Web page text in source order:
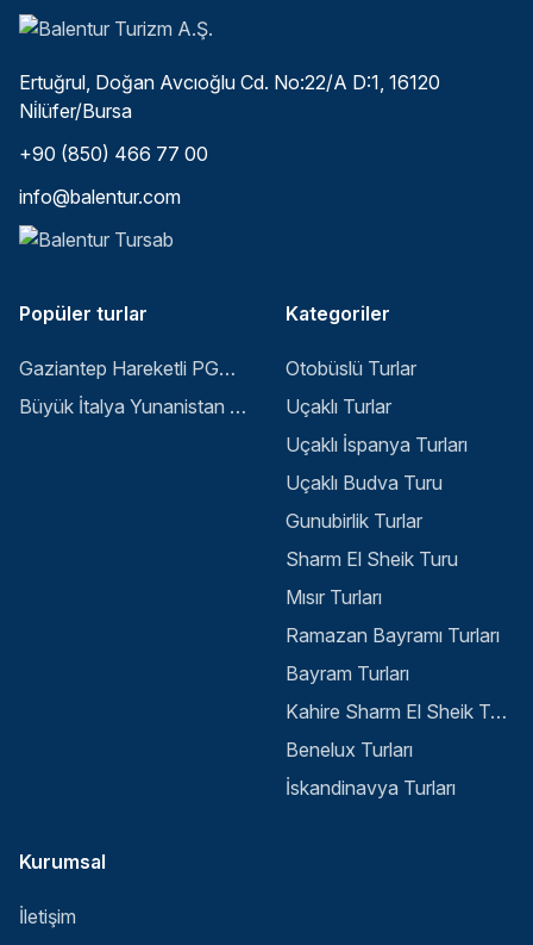
Ertuğrul, Doğan Avcıoğlu Cd. No:22/A D:1, 16120
Ni̇lüfer/Bursa
+90 (850) 466 77 00
info@balentur.com
Popüler turlar
Gaziantep Hareketli PGS ile Buyuk Balkan 6 Gece 8 Gun Vizesiz SKP-SKP
Büyük İtalya Yunanistan Balkan Turu - İstanbul
Kategoriler
Otobüslü Turlar
Uçaklı Turlar
Uçaklı İspanya Turları
Uçaklı Budva Turu
Gunubirlik Turlar
Sharm El Sheik Turu
Mısır Turları
Ramazan Bayramı Turları
Bayram Turları
Kahire Sharm El Sheik Turu
Benelux Turları
İskandinavya Turları
Kurumsal
İletişim